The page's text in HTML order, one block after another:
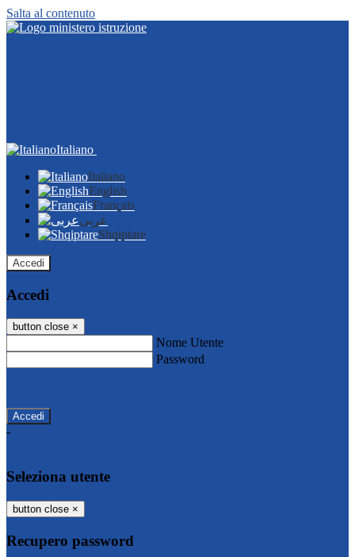
Salta al contenuto
Italiano
Italiano
English
Français
عربى
Shqiptare
Accedi
Accedi
button close ×
Nome Utente
Password
-
Seleziona utente
button close ×
Recupero password